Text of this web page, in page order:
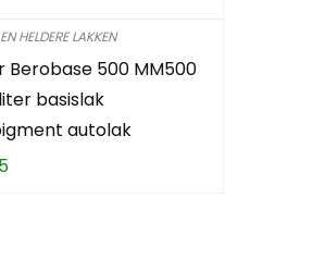
HELDERE LAKKEN
Berobase 500 MM500
basislak
autolak